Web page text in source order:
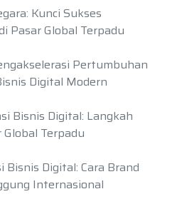
Kunci Sukses
Pasar Global Terpadu
Pertumbuhan
Digital Modern
Bisnis Digital: Langkah
Terpadu
Bisnis Digital: Cara Brand
Internasional